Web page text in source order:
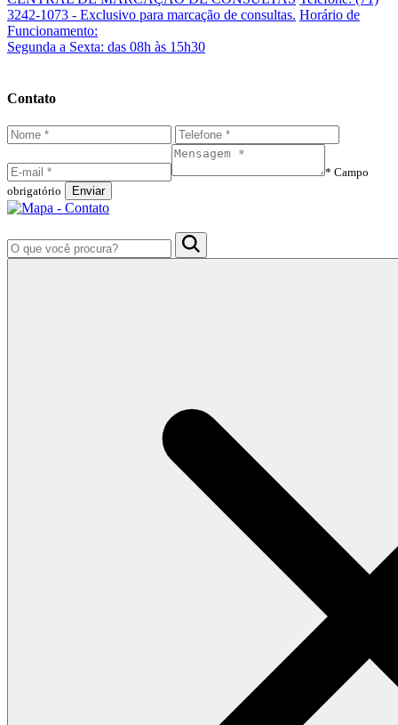
3242-1073 - Exclusivo para marcação de consultas. Horário de
Funcionamento:
Segunda a Sexta: das 08h às 15h30
Contato
* Campo
obrigatório